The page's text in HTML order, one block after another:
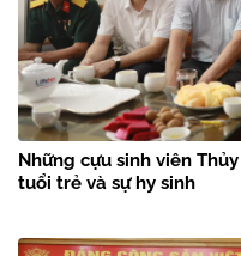
Những cựu sinh viên
tuổi trẻ và sự hy sinh